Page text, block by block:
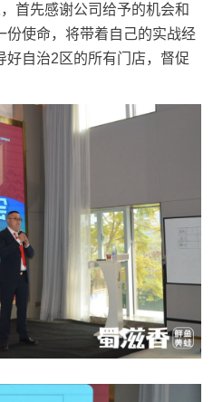
首先感谢公司给予的机会和
份使命，将带着自己的实战经
好自治2区的所有门店，督促